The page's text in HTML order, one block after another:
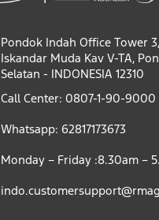
Pondok Indah Office Tower
Iskandar Muda Kav V-TA,
Selatan - INDONESIA 12310
Call Center: 0807-1-90-9000
Whatsapp: 62817173673
Monday – Friday :8.30am –